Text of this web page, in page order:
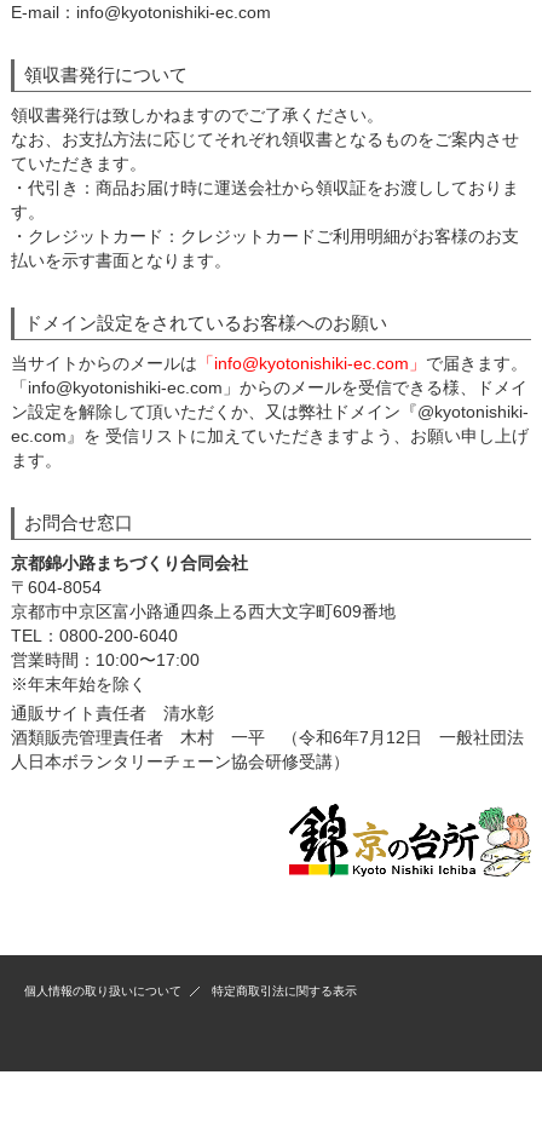
E-mail：info@kyotonishiki-ec.com
領収書発行について
領収書発行は致しかねますのでご了承ください。
なお、お支払方法に応じてそれぞれ領収書となるものをご案内させ
ていただきます。
・代引き：商品お届け時に運送会社から領収証をお渡ししておりま
す。
・クレジットカード：クレジットカードご利用明細がお客様のお支
払いを示す書面となります。
ドメイン設定をされているお客様へのお願い
当サイトからのメールは 「info@kyotonishiki-ec.com」 で届きます。
「info@kyotonishiki-ec.com」からのメールを受信できる様、ドメイ
ン設定を解除して頂いただくか、又は弊社ドメイン『@kyotonishiki-
ec.com』を 受信リストに加えていただきますよう、お願い申し上げ
ます。
お問合せ窓口
京都錦小路まちづくり合同会社
〒604-8054
京都市中京区富小路通四条上る西大文字町609番地
TEL：0800-200-6040
営業時間：10:00〜17:00
※年末年始を除く
通販サイト責任者 清水彰
酒類販売管理責任者 木村 一平 （令和6年7月12日 一般社団法
人日本ボランタリーチェーン協会研修受講）
個人情報の取り扱いについて 特定商取引法に関する表示